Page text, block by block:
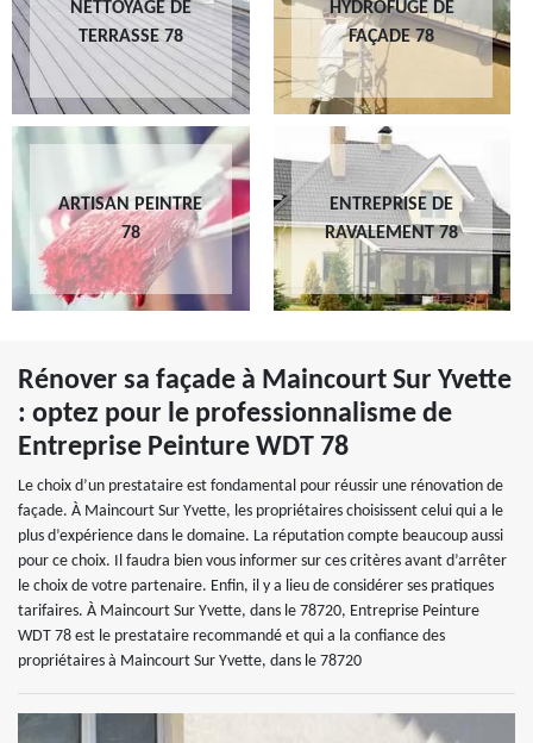
NETTOYAGE DE
TERRASSE 78
HYDROFUGE DE
FAÇADE 78
ARTISAN PEINTRE
78
ENTREPRISE DE
RAVALEMENT 78
Rénover sa façade à Maincourt Sur Yvette
: optez pour le professionnalisme de
Entreprise Peinture WDT 78
Le choix d’un prestataire est fondamental pour réussir une rénovation de
façade. À Maincourt Sur Yvette, les propriétaires choisissent celui qui a le
plus d’expérience dans le domaine. La réputation compte beaucoup aussi
pour ce choix. Il faudra bien vous informer sur ces critères avant d’arrêter
le choix de votre partenaire. Enfin, il y a lieu de considérer ses pratiques
tarifaires. À Maincourt Sur Yvette, dans le 78720, Entreprise Peinture
WDT 78 est le prestataire recommandé et qui a la confiance des
propriétaires à Maincourt Sur Yvette, dans le 78720